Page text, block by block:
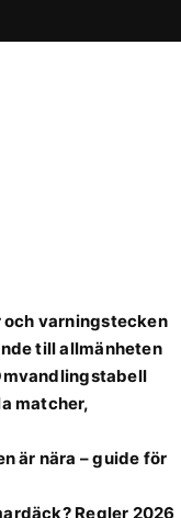
och varningstecken
till allmänheten
matcher,
är nära – guide för
Regler 2026